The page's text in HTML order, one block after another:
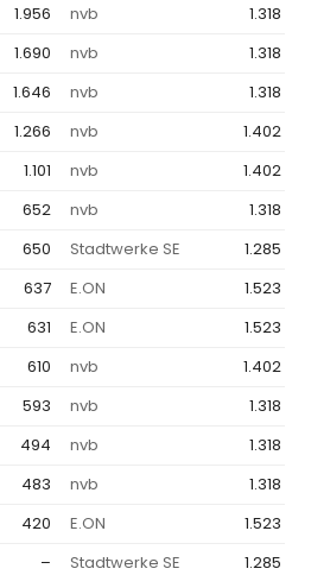
1.956 nvb
1.318 €
1.690 nvb
1.318 €
1.646 nvb
1.318 €
1.266 nvb
1.402 €
1.101 nvb
1.402 €
652 nvb
1.318 €
650 Stadtwerke SE
1.285 €
637 E.ON
1.523 €
631 E.ON
1.523 €
610 nvb
1.402 €
593 nvb
1.318 €
494 nvb
1.318 €
483 nvb
1.318 €
420 E.ON
1.523 €
– Stadtwerke SE 1.285 €